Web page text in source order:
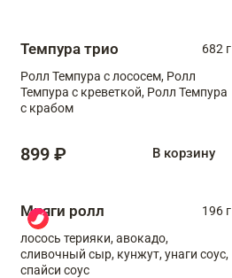
Темпура трио
682 г
Ролл Темпура с лососем, Ролл
Темпура с креветкой, Ролл Темпура
с крабом
899 ₽ В корзину
Мияги ролл
196 г
лосось терияки, авокадо,
сливочный сыр, кунжут, унаги соус,
спайси соус